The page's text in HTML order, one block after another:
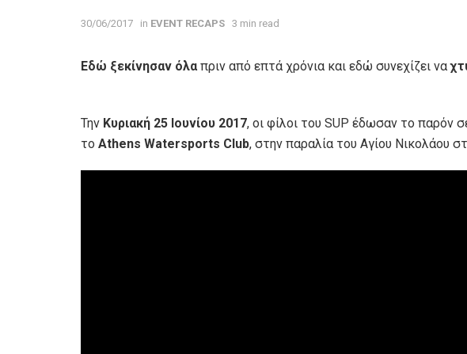
30/06/2017 in EVENT RECAPS 3 min read
Εδώ ξεκίνησαν όλαπριν από επτά χρόνια και εδώ συνεχίζει να
Την Κυριακή 25 Ιουνίου 2017, οι φίλοι του SUP έδωσαν το παρόν
το Athens Watersports Club, στην παραλία του Αγίου Νικολάου